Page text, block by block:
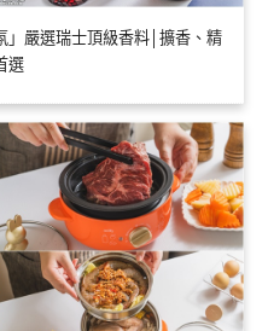
」嚴選瑞士頂級香料│擴香、精
選